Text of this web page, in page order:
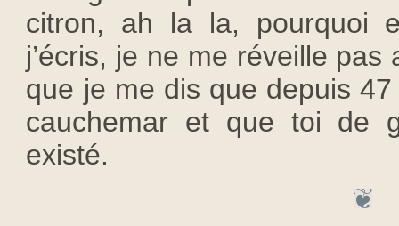
citron, ah la la, pourquoi
j’écris, je ne me réveille pas
que je me dis que depuis 47
cauchemar et que toi de
existé.